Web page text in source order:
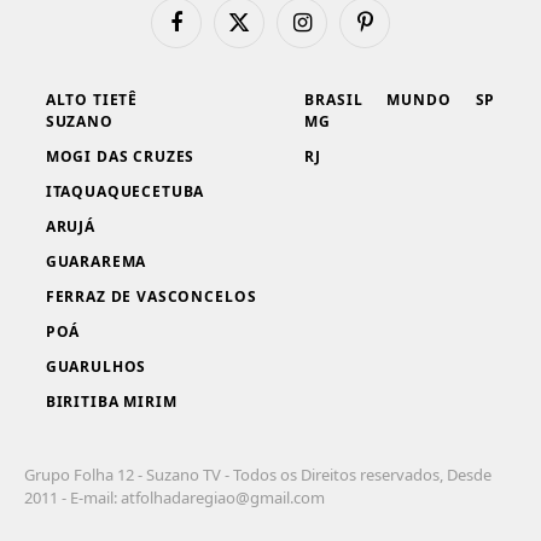
FacebookX
InstagramPinterest
ALTO TIETÊ
SUZANO
MOGI DAS CRUZES
ITAQUAQUECETUBA
ARUJÁ
GUARAREMA
FERRAZ DE VASCONCELOS
POÁ
GUARULHOS
BIRITIBA MIRIM
BRASIL
MG
RJ
MUNDO SP
Grupo Folha 12 - Suzano TV - Todos os Direitos reservados, Desde
2011 - E-mail:atfolhadaregiao@gmail.com